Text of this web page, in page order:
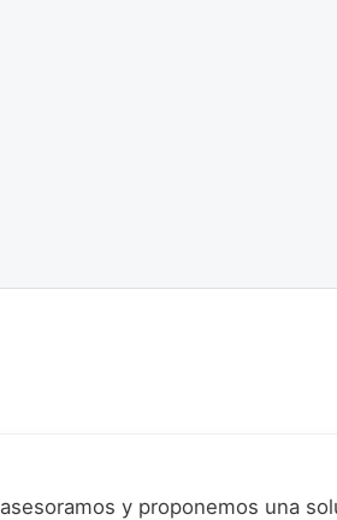
y proponemos una